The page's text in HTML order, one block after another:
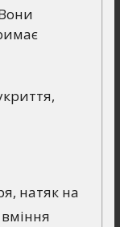
натяк на
вміння